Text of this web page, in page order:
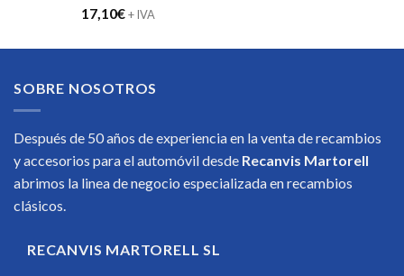
17,10€+ IVA
SOBRE NOSOTROS
Después de 50 años de experiencia en la venta de recambios
y accesorios para el automóvil desde Recanvis Martorell
abrimos la linea de negocio especializada en recambios
clásicos.
RECANVIS MARTORELL SL